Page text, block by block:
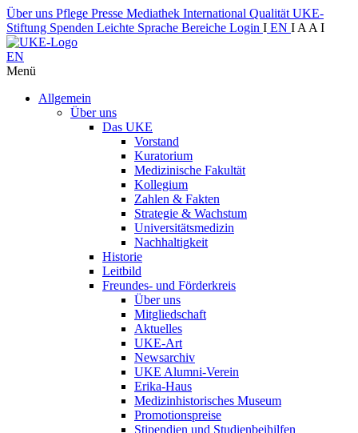
Über uns Pflege Presse Mediathek International Qualität UKE-
Stiftung Spenden Leichte Sprache Bereiche Login I EN I A A I
EN
Menü
Allgemein
Über uns
Das UKE
Vorstand
Kuratorium
Medizinische Fakultät
Kollegium
Zahlen & Fakten
Strategie & Wachstum
Universitätsmedizin
Nachhaltigkeit
Historie
Leitbild
Freundes- und Förderkreis
Über uns
Mitgliedschaft
Aktuelles
UKE-Art
Newsarchiv
UKE Alumni-Verein
Erika-Haus
Medizinhistorisches Museum
Promotionspreise
Stipendien und Studienbeihilfen